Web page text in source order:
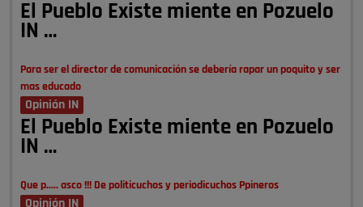
El Pueblo Existe miente en Pozuelo
IN …
Para ser el director de comunicación se debería rapar un poquito y ser
mas educado
Opinión IN
El Pueblo Existe miente en Pozuelo
IN …
Que p..... asco !!! De politicuchos y periodicuchos Ppineros
Opinión IN